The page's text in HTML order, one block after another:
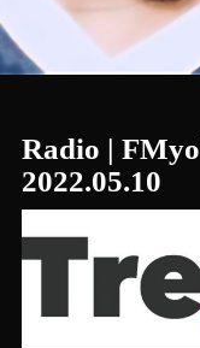
Radio |
2022.05.10